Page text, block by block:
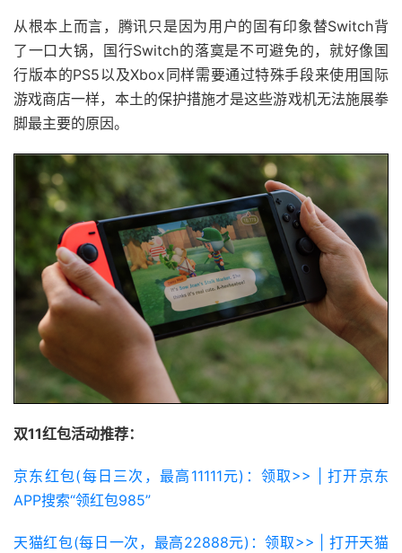
从根本上而言，腾讯只是因为用户的固有印象替Switch背
了一口大锅，国行Switch的落寞是不可避免的，就好像国
行版本的PS5以及Xbox同样需要通过特殊手段来使用国际
游戏商店一样，本土的保护措施才是这些游戏机无法施展拳
脚最主要的原因。
双11红包活动推荐：
京东红包(每日三次，最高11111元)：领取>> | 打开京东
APP搜索“领红包985”
天猫红包(每日一次，最高22888元)：领取>> | 打开天猫